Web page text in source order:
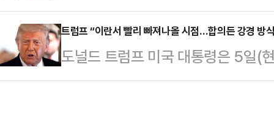
다. 그러나 하루 뒤 헤즈볼라가…
해서 파괴해야 한다. 그들이 협력하
이다”고 말했다.그러면서 “그 과정
가를 치르게 될 것이다”며 “우리는
무력이 사용되는 경우라면…
고 시사했다.연합뉴스에 따르면 트
방송 인터뷰에서 "이란은 강하고
해본 적이 없는 일들을 해야 하는
의 여지가 없고 (합의까지) 시간이
트럼프 “이란서 빨리 빠져나올 시점…합의든 강경 방
도널드 트럼프 미국 대통령은 5일(
서 빨리 빠져나올 시점에 와 있다고